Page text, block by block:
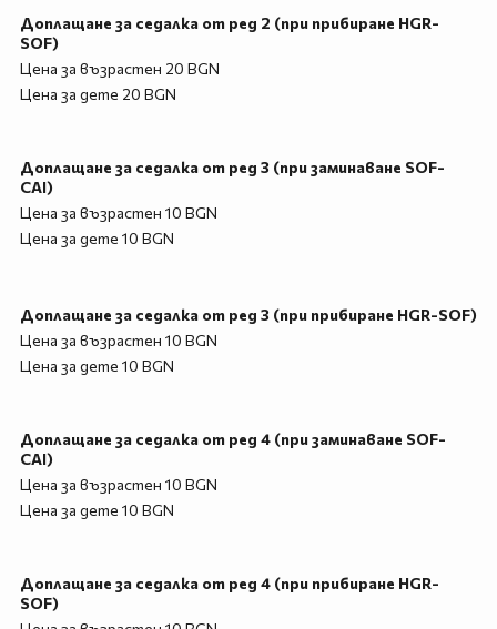
Доплащане за седалка от ред 2 (при прибиране HGR-
SOF)
Цена за възрастен 20 BGN
Цена за дете 20 BGN
Доплащане за седалка от ред 3 (при заминаване SOF-
CAI)
Цена за възрастен 10 BGN
Цена за дете 10 BGN
Доплащане за седалка от ред 3 (при прибиране HGR-SOF)
Цена за възрастен 10 BGN
Цена за дете 10 BGN
Доплащане за седалка от ред 4 (при заминаване SOF-
CAI)
Цена за възрастен 10 BGN
Цена за дете 10 BGN
Доплащане за седалка от ред 4 (при прибиране HGR-
SOF)